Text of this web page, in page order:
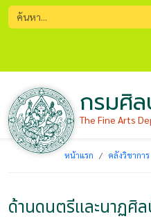
กรมศิล
The Fine Arts
หน้าแรก คลังวิชาการ
ด้านดนตรีและนาฏศิ